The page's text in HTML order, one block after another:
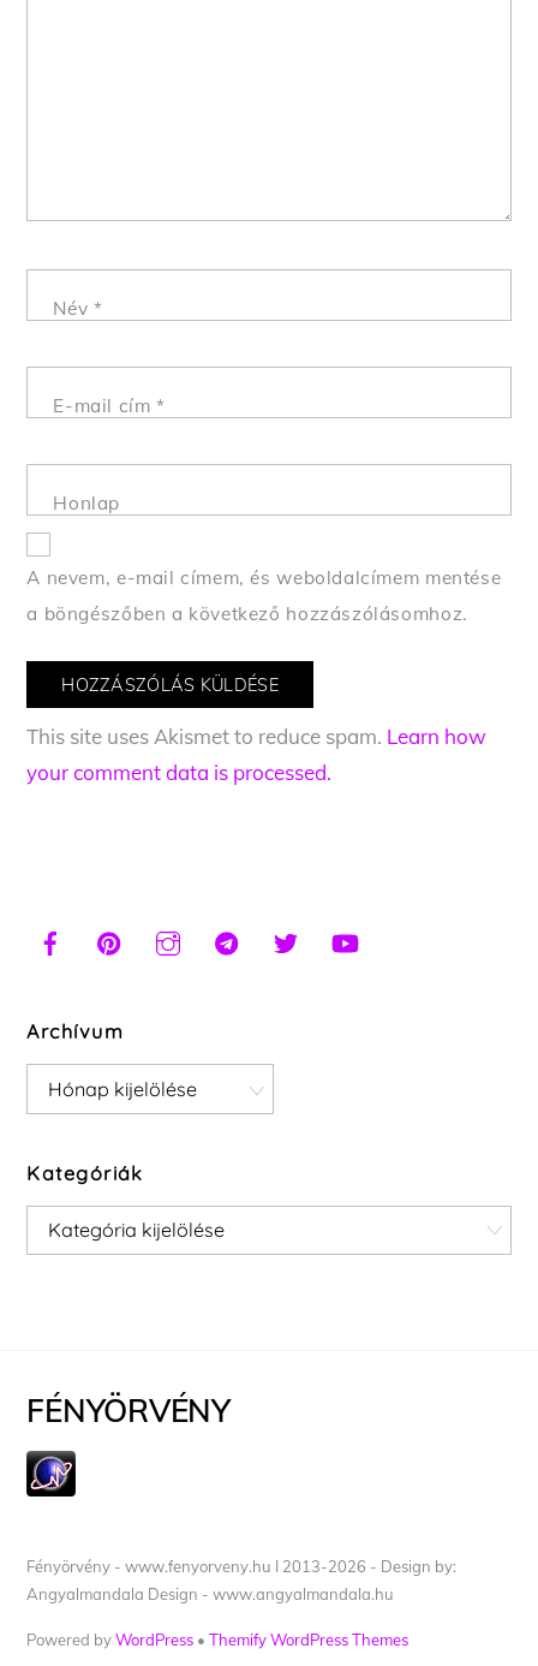
Név *
E-mail cím*
Honlap
A nevem, e-mail címem, és weboldalcímem mentése
a böngészőben a következő hozzászólásomhoz.
This site uses Akismet to reduce spam. Learn how
your comment data is processed.
Archívum
Archívum
Kategóriák
Kategóriák
FÉNYÖRVÉNY
Fényörvény - www.fenyorveny.hu I 2013-2026 - Design by:
Angyalmandala Design - www.angyalmandala.hu
Powered byWordPress •Themify WordPress Themes